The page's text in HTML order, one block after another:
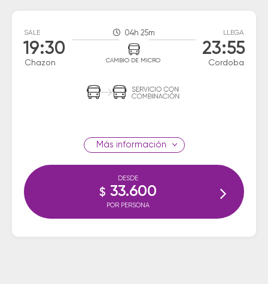
SALE
19:30
Chazon
04h 25m
CAMBIO DE MICRO
LLEGA
23:55
Cordoba
información
DESDE
$ 33.600
POR PERSONA